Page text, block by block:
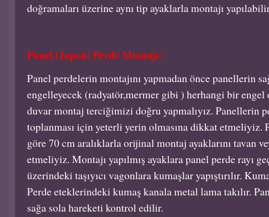
doğramaları üzerine aynı tip ayaklarla montajı
Panel (Japon) Perde Montajı :
Panel perdelerin montajını yapmadan önce panellerin
engelleyecek (radyatör,mermer gibi ) herhangi bir engel
duvar montaj terciğimizi doğru yapmalıyız. Panellerin
toplanması için yeterli yerin olmasına dikkat etmeliyiz.
göre 70 cm aralıklarla orijinal montaj ayaklarını tavan
etmeliyiz. Montajı yapılmış ayaklara panel perde rayı
üzerindeki taşıyıcı vagonlara kumaşlar yapıştırılır.
Perde eteklerindeki kumaş kanala metal lama takılır.
sağa sola hareketi kontrol edilir.